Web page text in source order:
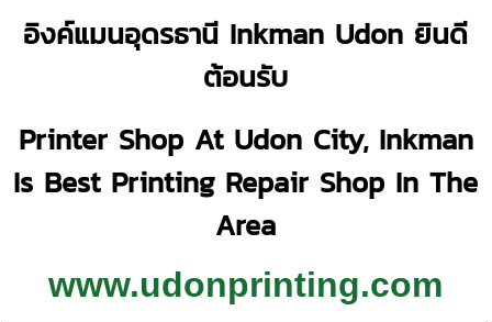
อิงค์แมนอุดรธานี Inkman Udon ยินดี
ต้อนรับ
Printer Shop At Udon City, Inkman
Is Best Printing Repair Shop In The
Area
www.udonprinting.com